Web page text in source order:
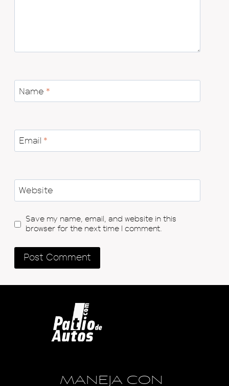
Name *
Email *
Website
Save my name, email, and website in this
browser for the next time I comment.
MANEJA CON